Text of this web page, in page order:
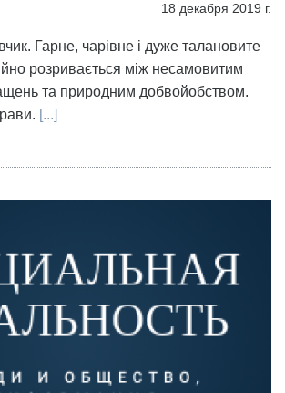
18 декабря 2019 г.
Гарне, чарівне і дуже талановите
розривається між несамовитим
та природним добвойобством.
[...]